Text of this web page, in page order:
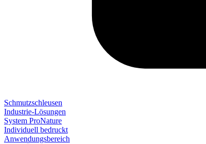
Schmutzschleusen
Industrie-Lösungen
System ProNature
Individuell bedruckt
Anwendungsbereich